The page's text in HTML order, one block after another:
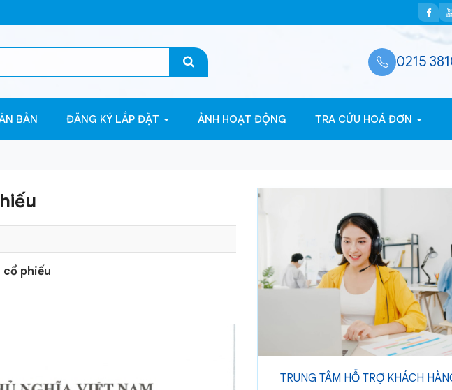
0215
BẢN ĐĂNG KÝ LẮP ĐẶT ẢNH HOẠT ĐỘNG TRA CỨU HOÁ ĐƠN
cổ phiếu
TRUNG TÂM HỖ TRỢ KHÁCH